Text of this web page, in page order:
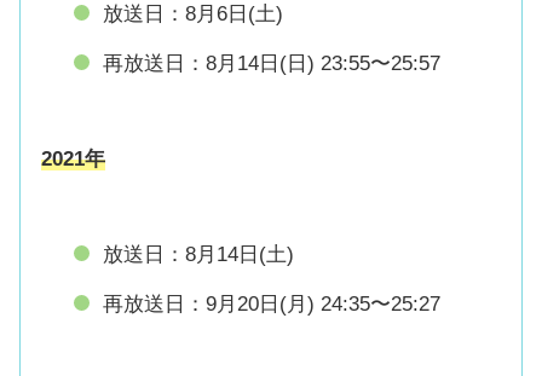
放送日：8月6日(土)
再放送日：8月14日(日) 23:55〜25:57
2021年
放送日：8月14日(土)
再放送日：9月20日(月) 24:35〜25:27